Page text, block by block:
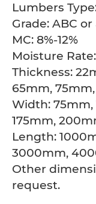
Lumbers
Grade: ABC
MC: 8%-12%
Moisture Rate:
Thickness:
65mm,
Width: 75mm,
175mm,
Length:
3000mm,
Other
request.